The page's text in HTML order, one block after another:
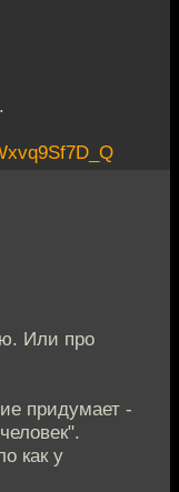
Или про
придумает -
как у